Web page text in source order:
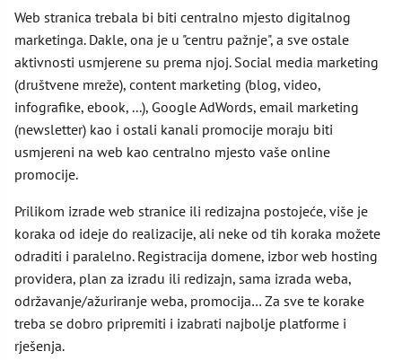
Web stranica trebala bi biti centralno mjesto digitalnog
marketinga. Dakle, ona je u "centru pažnje", a sve ostale
aktivnosti usmjerene su prema njoj. Social media marketing
(društvene mreže), content marketing (blog, video,
infografike, ebook, ...), Google AdWords, email marketing
(newsletter) kao i ostali kanali promocije moraju biti
usmjereni na web kao centralno mjesto vaše online
promocije.
Prilikom izrade web stranice ili redizajna postojeće, više je
koraka od ideje do realizacije, ali neke od tih koraka možete
odraditi i paralelno. Registracija domene, izbor web hosting
providera, plan za izradu ili redizajn, sama izrada weba,
održavanje/ažuriranje weba, promocija… Za sve te korake
treba se dobro pripremiti i izabrati najbolje platforme i
rješenja.